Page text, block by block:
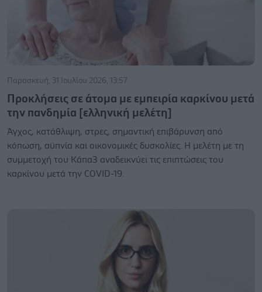
Παρασκευή, 31 Ιουλίου 2026, 13:57
Προκλήσεις σε άτομα με εμπειρία καρκίνου μετά
την πανδημία [ελληνική μελέτη]
Άγχος, κατάθλιψη, στρες, σημαντική επιβάρυνση από
κόπωση, αϋπνία και οικονομικές δυσκολίες. Η μελέτη με τη
συμμετοχή του Κάπα3 αναδεικνύει τις επιπτώσεις του
καρκίνου μετά την COVID-19.